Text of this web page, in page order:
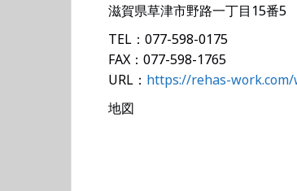
滋賀県草津市野路一丁目15番
TEL：077-598-0175
FAX：077-598-1765
URL： https://rehas-
地図